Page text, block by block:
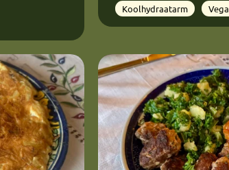
Koolhydraatarm Vega